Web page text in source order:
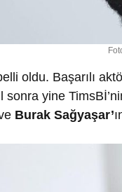
oldu. Başarılı
sonra yine
Burak Sağyaşar’